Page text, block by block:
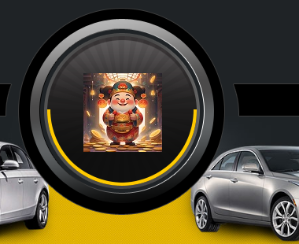
小银行... 大六壬必背基础知识...